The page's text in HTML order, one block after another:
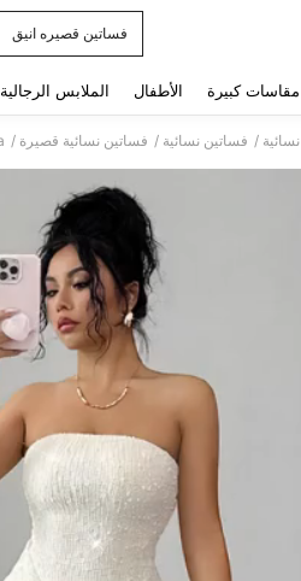
فساتين قصيره انيق
مقاسات كبيرة الأطفال الملابس الرجالية
/ فساتين نسائية / فساتين نسائية قصيرة /